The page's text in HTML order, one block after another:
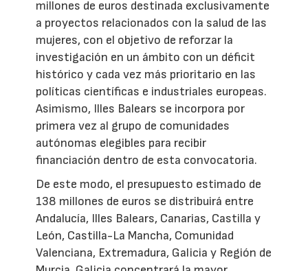
millones de euros destinada exclusivamente
a proyectos relacionados con la salud de las
mujeres, con el objetivo de reforzar la
investigación en un ámbito con un déficit
histórico y cada vez más prioritario en las
políticas científicas e industriales europeas.
Asimismo, Illes Balears se incorpora por
primera vez al grupo de comunidades
autónomas elegibles para recibir
financiación dentro de esta convocatoria.
De este modo, el presupuesto estimado de
138 millones de euros se distribuirá entre
Andalucía, Illes Balears, Canarias, Castilla y
León, Castilla-La Mancha, Comunidad
Valenciana, Extremadura, Galicia y Región de